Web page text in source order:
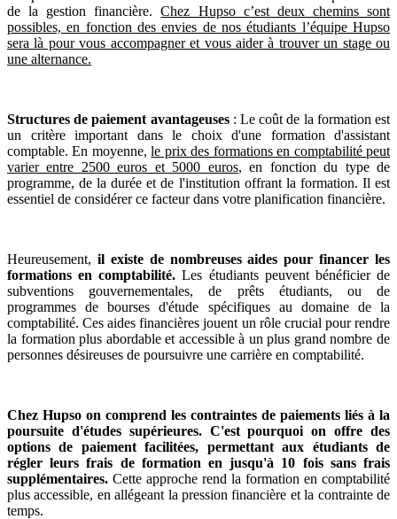
de la gestion financière.Chez Hupso c’est deux chemins sont
possibles, en fonction des envies de nos étudiants l’équipe Hupso
sera là pour vous accompagner et vous aider à trouver un stage ou
une alternance.
Structures de paiement avantageuses : Le coût de la formation est
un critère important dans le choix d'une formation d'assistant
comptable. En moyenne,le prix des formations en comptabilité peut
varier entre 2500 euros et 5000 euros, en fonction du type de
programme, de la durée et de l'institution offrant la formation. Il est
essentiel de considérer ce facteur dans votre planification financière.
Heureusement, il existe de nombreuses aides pour financer les
formations en comptabilité. Les étudiants peuvent bénéficier de
subventions gouvernementales, de prêts étudiants, ou de
programmes de bourses d'étude spécifiques au domaine de la
comptabilité. Ces aides financières jouent un rôle crucial pour rendre
la formation plus abordable et accessible à un plus grand nombre de
personnes désireuses de poursuivre une carrière en comptabilité.
Chez Hupso on comprend les contraintes de paiements liés à la
poursuite d'études supérieures. C'est pourquoi on offre des
options de paiement facilitées, permettant aux étudiants de
régler leurs frais de formation en jusqu'à 10 fois sans frais
supplémentaires. Cette approche rend la formation en comptabilité
plus accessible, en allégeant la pression financière et la contrainte de
temps.